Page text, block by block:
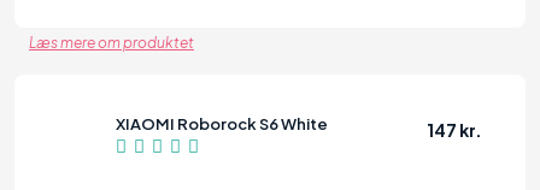
Læs mere om produktet
XIAOMI Roborock S6 White 147 kr.